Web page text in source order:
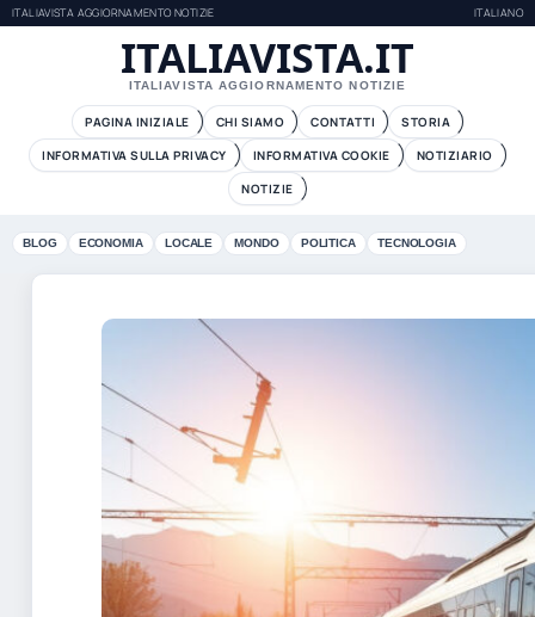
ITALIAVISTA AGGIORNAMENTO NOTIZIE ITALIANO
ITALIAVISTA.IT
ITALIAVISTA AGGIORNAMENTO NOTIZIE
PAGINA INIZIALE CHI SIAMO CONTATTI
STORIA
INFORMATIVA SULLA PRIVACY
INFORMATIVA COOKIE
NOTIZIARIO
NOTIZIE
BLOG ECONOMIA LOCALE MONDO POLITICA TECNOLOGIA